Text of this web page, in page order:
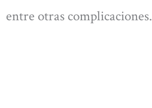
entre otras complicaciones.